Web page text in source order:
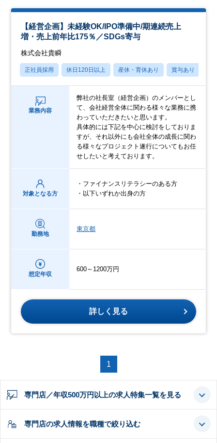
【経営企画】未経験OK/IPO準備中/期連続売上
増・売上前年比175％／SDGs寄与
株式会社貴瞬
正社員採用 休日120日以上 産休・育休あり 賞与あり
業務内容
弊社の社長室（経営企画）のメンバーとし
て、会社経営全体に関わる様々な業務に携
わっていただきたいと思います。
具体的には下記を中心に検討をしておりま
すが、それ以外にも会社全体の成長に関わ
る様々なプロジェクト遂行についてもお任
せしたいと考えております。
対象となる方
・ファイナンスリテラシーのある方
・以下いずれか出身の方
勤務地
東京都
想定年収
600～1200万円
詳しく見る
1
専門店／年収500万円以上の求人特集一覧を見る
専門店の求人情報を職種で絞り込む